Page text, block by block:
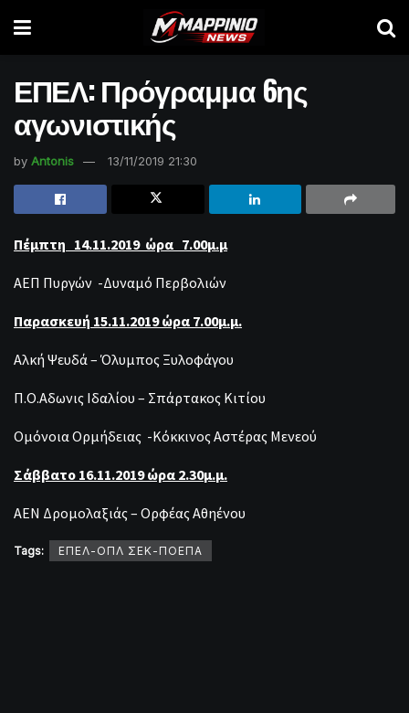
ΕΠΕΛ: Πρόγραμμα 6ης
αγωνιστικής
by Antonis 13/11/2019 21:30
Πέμπτη 14.11.2019 ώρα 7.00μ.μ
ΑΕΠ Πυργών -Δυναμό Περβολιών
Παρασκευή 15.11.2019ώρα 7.00μ.μ.
Αλκή Ψευδά – Όλυμπος Ξυλοφάγου
Π.Ο.Αδωνις Ιδαλίου – Σπάρτακος Κιτίου
Ομόνοια Ορμήδειας -Κόκκινος Αστέρας Μενεού
Σάββατο 16.11.2019ώρα 2.30μ.μ.
ΑΕΝ Δρομολαξιάς – Ορφέας Αθηένου
Tags: ΕΠΕΛ-ΟΠΛ ΣΕΚ-ΠΟΕΠΑ